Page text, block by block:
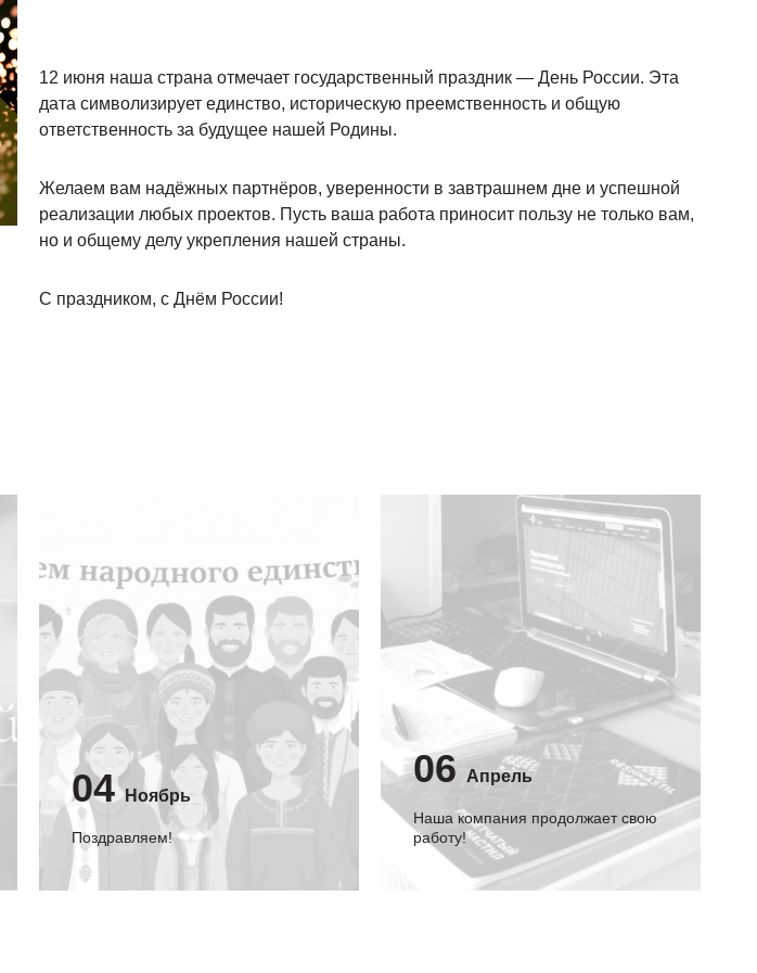
12 июня наша страна отмечает государственный праздник — День России. Эта
дата символизирует единство, историческую преемственность и общую
ответственность за будущее нашей Родины.
Желаем вам надёжных партнёров, уверенности в завтрашнем дне и успешной
реализации любых проектов. Пусть ваша работа приносит пользу не только вам,
но и общему делу укрепления нашей страны.
С праздником, с Днём России!
04 Ноябрь
Поздравляем!
06 Апрель
Наша компания продолжает свою
работу!